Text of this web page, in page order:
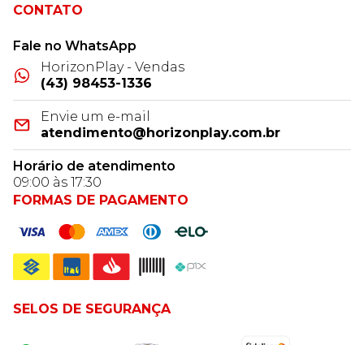
CONTATO
Fale no WhatsApp
HorizonPlay - Vendas
(43) 98453-1336
Envie um e-mail
atendimento@horizonplay.com.br
Horário de atendimento
09:00 às 17:30
FORMAS DE PAGAMENTO
SELOS DE SEGURANÇA